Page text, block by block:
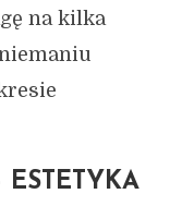
na kilka